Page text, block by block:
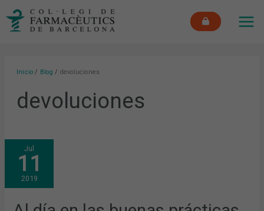
Inicio Blog devoluciones
devoluciones
Jul
11
2019
AL
DÍA
EN
BUENAS
PRÁCTICAS
DE
DE